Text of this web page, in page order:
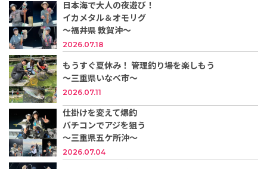
日本海で大人の夜遊び！
イカメタル＆オモリグ
〜福井県 敦賀沖〜
2026.07.18
もうすぐ夏休み！ 管理釣り場を楽しもう
～三重県いなべ市～
2026.07.11
仕掛けを変えて爆釣
バチコンでアジを狙う
～三重県五ケ所沖～
2026.07.04